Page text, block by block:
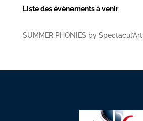
Liste des évènements à venir
SUMMER PHONIES by Spectacul’Art